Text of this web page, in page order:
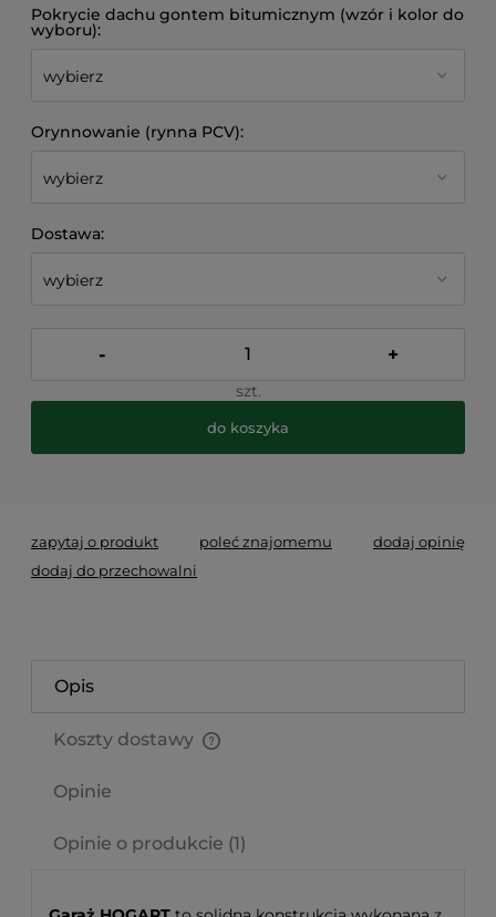
Pokrycie dachu gontem bitumicznym (wzór i kolor do
wyboru):
Orynnowanie (rynna PCV):
Dostawa:
- +
szt.
do koszyka
zapytaj o produkt poleć znajomemu
dodaj opinię
dodaj do przechowalni
Opis
Koszty dostawy
Opinie
Opinie o produkcie (1)